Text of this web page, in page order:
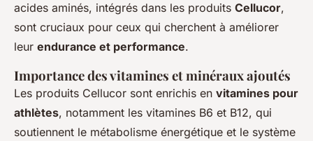
acides aminés, intégrés dans les produits Cellucor,
sont cruciaux pour ceux qui cherchent à améliorer
leur endurance et performance.
Importance des vitamines et minéraux ajoutés
Les produits Cellucor sont enrichis en vitamines pour
athlètes, notamment les vitamines B6 et B12, qui
soutiennent le métabolisme énergétique et le système